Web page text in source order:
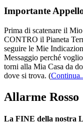
Importante
Prima di scatenare il
CONTRO il Pianeta
seguire le Mie
Messaggio perché
torni alla Mia Casa da
dove si trova. (
Allarme Rosso
La FINE della nostra